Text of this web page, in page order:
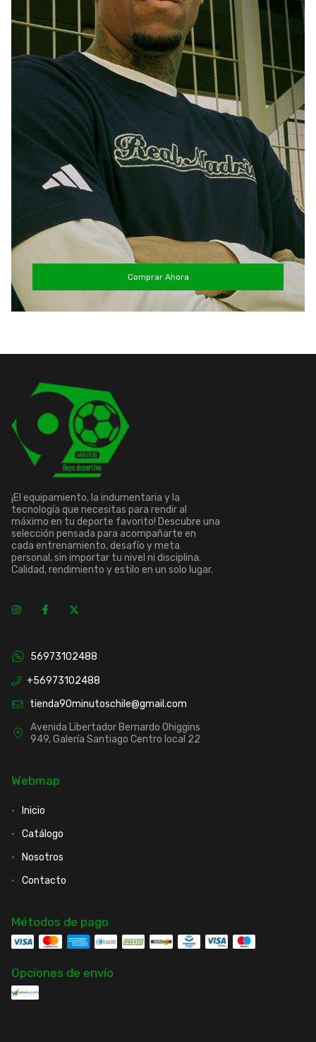
Comprar Ahora
¡El equipamiento, la indumentaria y la
tecnología que necesitas para rendir al
máximo en tu deporte favorito! Descubre una
selección pensada para acompañarte en
cada entrenamiento, desafío y meta
personal, sin importar tu nivel ni disciplina.
Calidad, rendimiento y estilo en un solo lugar.
56973102488
+56973102488
tienda90minutoschile@gmail.com
Avenida Libertador Bernardo Ohiggins
949, Galería Santiago Centro local 22
Webmap
Inicio
Catálogo
Nosotros
Contacto
Métodos de pago
Opciones de envío